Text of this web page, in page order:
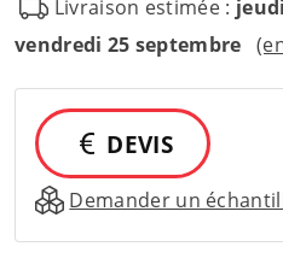
Livraison estimée :
vendredi 25 septembre
DEVIS
Demander un